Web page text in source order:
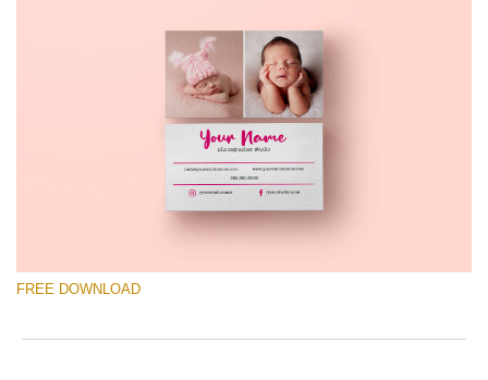
Prosím vyberte
Free Template #37
Wedding Photography Templates
Stažení zdarma
FREE DOWNLOAD